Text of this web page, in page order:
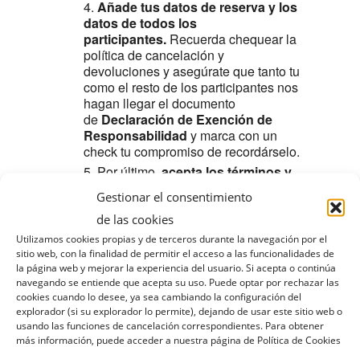
Gestionar el consentimiento
de las cookies
Utilizamos cookies propias y de terceros durante la navegación por el
sitio web, con la finalidad de permitir el acceso a las funcionalidades de
la página web y mejorar la experiencia del usuario. Si acepta o continúa
navegando se entiende que acepta su uso. Puede optar por rechazar las
cookies cuando lo desee, ya sea cambiando la configuración del
explorador (si su explorador lo permite), dejando de usar este sitio web o
usando las funciones de cancelación correspondientes. Para obtener
más información, puede acceder a nuestra página de Política de Cookies
Añade tus datos de reserva y los
datos de todos los
participantes. Recuerda chequear la
política de cancelación y
devoluciones y asegúrate que tanto tu
como el resto de los participantes nos
hagan llegar el documento
de Declaración de Exención de
Responsabilidad y marca con un
check tu compromiso de recordárselo.
Por último, acepta los términos y
Finaliza el Pedido
una actividad gratuita, el proceso
finaliza aquí,de lo contrario, continúa
con el pago.
El siguiente paso es introducir los
datos de la tarjeta bancaria en
lapasarela de pago.
Recibirás un correo electrónico
confirmando tu reserva.